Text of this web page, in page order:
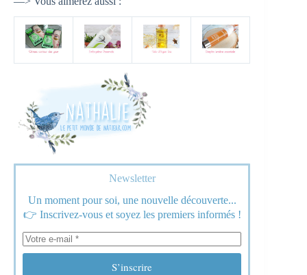
Newsletter
Un moment pour soi, une nouvelle découverte...
👉 Inscrivez-vous et soyez les premiers informés !
S’inscrire